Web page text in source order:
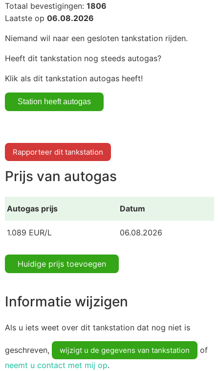
Totaal bevestigingen: 1806
Laatste op 06.08.2026
Niemand wil naar een gesloten tankstation rijden.
Heeft dit tankstation nog steeds autogas?
Klik als dit tankstation autogas heeft!
Rapporteer dit tankstation
Prijs van autogas
Autogas prijs Datum
1.089 EUR/L 06.08.2026
Huidige prijs toevoegen
Informatie wijzigen
Als u iets weet over dit tankstation dat nog niet is
geschreven, wijzigt u de gegevens van tankstation
of
neemt u contact met mij op.